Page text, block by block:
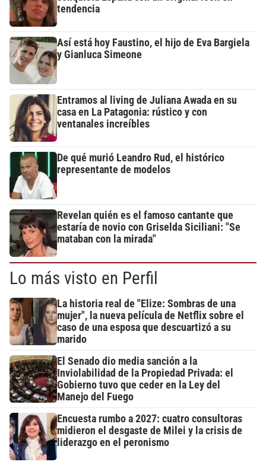
tendencia
Así está hoy Faustino, el hijo de Eva Bargiela
y Gianluca Simeone
Entramos al living de Juliana Awada en su
casa en La Patagonia: rústico y con
ventanales increíbles
De qué murió Leandro Rud, el histórico
representante de modelos
Revelan quién es el famoso cantante que
estaría de novio con Griselda Siciliani: "Se
mataban con la mirada"
Lo más visto en Perfil
La historia real de "Elize: Sombras de una
mujer", la nueva película de Netflix sobre el
caso de una esposa que descuartizó a su
marido
El Senado dio media sanción a la
Inviolabilidad de la Propiedad Privada: el
Gobierno tuvo que ceder en la Ley del
Manejo del Fuego
Encuesta rumbo a 2027: cuatro consultoras
midieron el desgaste de Milei y la crisis de
liderazgo en el peronismo